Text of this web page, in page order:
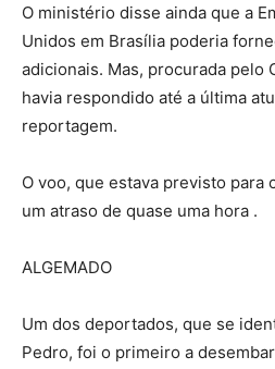
O ministério disse ainda que a
Unidos em Brasília poderia
adicionais. Mas, procurada pelo
havia respondido até a última
reportagem.
O voo, que estava previsto para
um atraso de quase uma hora .
ALGEMADO
Um dos deportados, que se
Pedro, foi o primeiro a